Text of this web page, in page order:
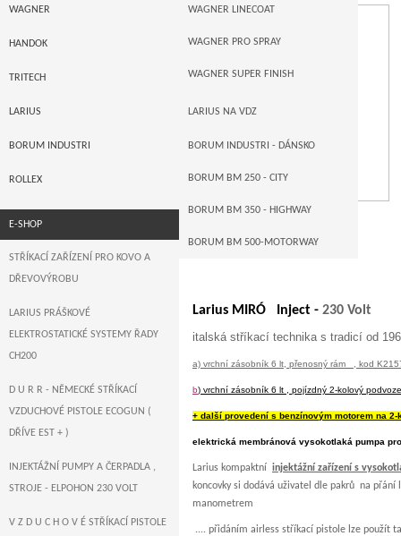
Larius MIRÓ Inject - 230 Volt
italská stříkací technika s tradicí od
a) vrchní zásobník 6 lt, přenosný rám , kod
b) vrchní zásobník 6 lt , pojízdný 2-kolový
+ další provedení s benzínovým motorem na
elektrická membránová vysokotlaká pumpa
Larius kompaktní injektážní zařízení s
koncovky si dodává uživatel dle pakrů na
.... přidáním airless stříkací pistole lze použít
POWRTWIN
POWRLINER -- STROJE NA VDZ
PNEUPOHON
GRACO MERKUR
GRACO ULTRA MAX
GRACO XTREME
WAGNER WAGNER LINECOAT
WAGNER PRO SPRAY
WAGNER SUPER FINISH
HANDOK
TRITECH
LARIUS LARIUS NA VDZ
LARIUS MEMBRÁNOVÉ
LARIUS PÍSTOVÉ
BORUM INDUSTRI BORUM INDUSTRI - DÁNSKO
BORUM BM 250 - CITY
BORUM BM 350 - HIGHWAY
BORUM BM 500-MOTORWAY
ROLLEX
E-SHOP
STŘÍKACÍ ZAŘÍZENÍ PRO KOVO A
DŘEVOVÝROBU
LARIUS PRÁŠKOVÉ
ELEKTROSTATICKÉ SYSTEMY ŘADY
CH200
D U R R - NĚMECKÉ STŘÍKACÍ
VZDUCHOVÉ PISTOLE ECOGUN (
DŘÍVE EST + )
INJEKTÁŽNÍ PUMPY A ČERPADLA ,
STROJE - ELPOHON 230 VOLT
V Z D U C H O V É STŘÍKACÍ PISTOLE